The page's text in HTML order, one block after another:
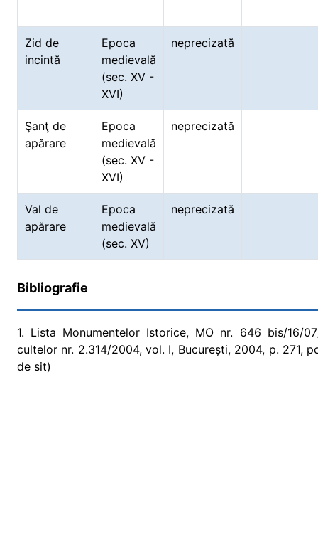
Zid de
incintă
Epoca
medievală
(sec. XV -
XVI)
neprecizată
Şanţ de
apărare
Epoca
medievală
(sec. XV -
XVI)
neprecizată
Val de
apărare
Epoca
medievală
(sec. XV)
neprecizată
Bibliografie
1. Lista Monumentelor Istorice, MO nr. 646 bis/16/
cultelor nr. 2.314/2004, vol. I, București, 2004, p. 271,
de sit)